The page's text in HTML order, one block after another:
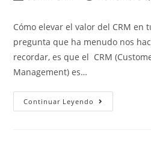
Cómo elevar el valor del CRM en
pregunta que ha menudo nos
recordar, es que el CRM
Management) es…
Continuar Leyendo